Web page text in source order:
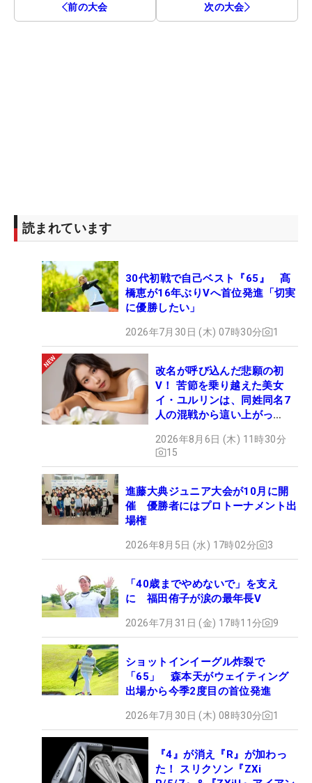
前の大会 次の大会
読まれています
30代初戦で自己ベスト『65』 髙
橋恵が16年ぶりVへ首位発進「切実
に優勝したい」
2026年7月30日 (木) 07時30分 1
改名が呼び込んだ悲願の初
V！ 苦節を乗り越えた美女
イ・ユルリンは、同姓同名7
人の混戦から這い上がっ
2026年8月6日 (木) 11時30分
15
進藤大典ジュニア大会が10月に開
催 優勝者にはプロトーナメント出
場権
2026年8月5日 (水) 17時02分 3
「40歳までやめないで」を支え
に 福田侑子が涙の最年長V
2026年7月31日 (金) 17時11分 9
ショットインイーグル炸裂で
「65」 森本天がウェイティング
出場から今季2度目の首位発進
2026年7月30日 (木) 08時30分 1
『4』が消え『R』が加わっ
た！ スリクソン『ZXi